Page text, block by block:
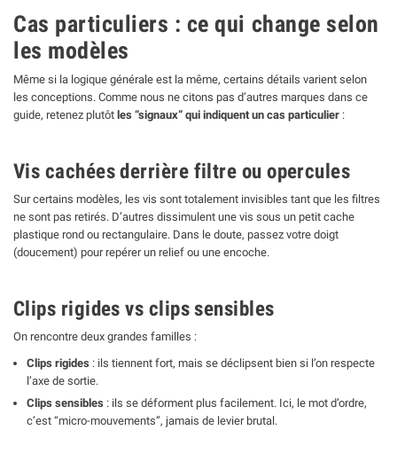
Cas particuliers : ce qui change selon
les modèles
Même si la logique générale est la même, certains détails varient selon
les conceptions. Comme nous ne citons pas d’autres marques dans ce
guide, retenez plutôt les “signaux” qui indiquent un cas particulier :
Vis cachées derrière filtre ou opercules
Sur certains modèles, les vis sont totalement invisibles tant que les filtres
ne sont pas retirés. D’autres dissimulent une vis sous un petit cache
plastique rond ou rectangulaire. Dans le doute, passez votre doigt
(doucement) pour repérer un relief ou une encoche.
Clips rigides vs clips sensibles
On rencontre deux grandes familles :
Clips rigides : ils tiennent fort, mais se déclipsent bien si l’on respecte
l’axe de sortie.
Clips sensibles : ils se déforment plus facilement. Ici, le mot d’ordre,
c’est “micro-mouvements”, jamais de levier brutal.